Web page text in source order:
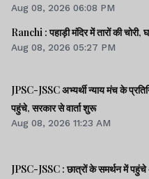
Aug 08, 2026 06:08 PM
Ranchi : पहाड़ी मंदिर में तारों की
Aug 08, 2026 05:27 PM
JPSC-JSSC अभ्यर्थी न्याय मंच के
पहुंचे, सरकार से वार्ता शुरू
Aug 08, 2026 11:23 AM
JPSC-JSSC : छात्रों के समर्थन में पहुंचे